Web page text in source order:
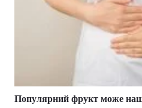
Популярний фрукт може